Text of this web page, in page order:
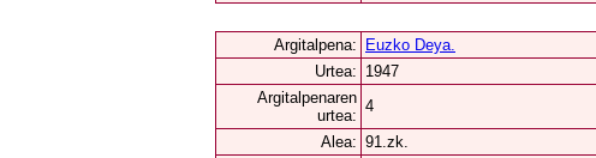
Argitalpena:
Euzko Deya.
Urtea: 1947
Argitalpenaren
urtea:
4
Alea: 91.zk.